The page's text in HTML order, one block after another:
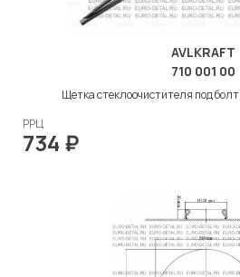
AVLKRAFT
710 001 00
Щетка стеклоочистителя под
РРЦ
734 ₽